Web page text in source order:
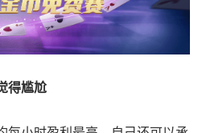
得尴尬